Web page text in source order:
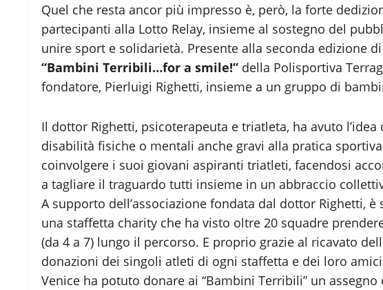
Quel che resta ancor più impresso è, però, la forte
partecipanti alla Lotto Relay, insieme al sostegno del
unire sport e solidarietà. Presente alla seconda edizione di
“Bambini Terribili…for a smile!” della Polisportiva
fondatore, Pierluigi Righetti, insieme a un gruppo di
Il dottor Righetti, psicoterapeuta e triatleta, ha avuto
disabilità fisiche o mentali anche gravi alla pratica
coinvolgere i suoi giovani aspiranti triatleti, facendosi
a tagliare il traguardo tutti insieme in un abbraccio
A supporto dell’associazione fondata dal dottor Righetti,
una staffetta charity che ha visto oltre 20 squadre
(da 4 a 7) lungo il percorso. E proprio grazie al ricavato
donazioni dei singoli atleti di ogni staffetta e dei loro
Venice ha potuto donare ai “Bambini Terribili” un